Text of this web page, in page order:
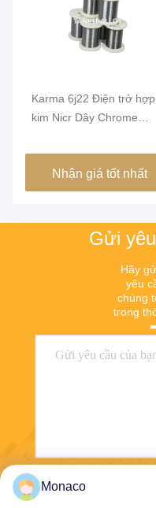
Karma 6j22 Điện trở hợp
kim Nicr Dây Chrome
Nhận giá tốt nhất
Gửi
Hãy
yêu
chúng
trong
Monaco